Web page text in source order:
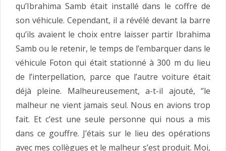
qu’Ibrahima Samb était installé dans le coffre de
son véhicule. Cependant, il a révélé devant la barre
qu’ils avaient le choix entre laisser partir Ibrahima
Samb ou le retenir, le temps de l’embarquer dans le
véhicule Foton qui était stationné à 300 m du lieu
de l’interpellation, parce que l’autre voiture était
déjà pleine. Malheureusement, a-t-il ajouté, ‘’le
malheur ne vient jamais seul. Nous en avions trop
fait. Et c’est une seule personne qui nous a mis
dans ce gouffre. J’étais sur le lieu des opérations
avec mes collègues et le malheur s’est produit. Moi,